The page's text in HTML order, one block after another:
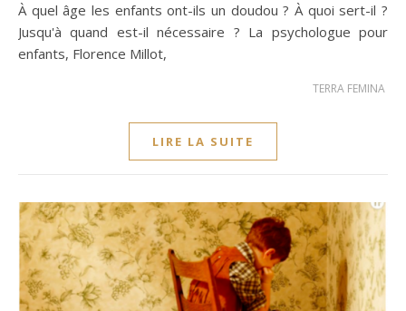
À quel âge les enfants ont-ils un doudou ? À quoi sert-il ?
Jusqu'à quand est-il nécessaire ? La psychologue pour
enfants, Florence Millot,
TERRA FEMINA
LIRE LA SUITE